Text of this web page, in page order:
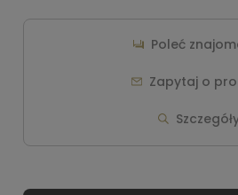
Zapytaj o
Poleć